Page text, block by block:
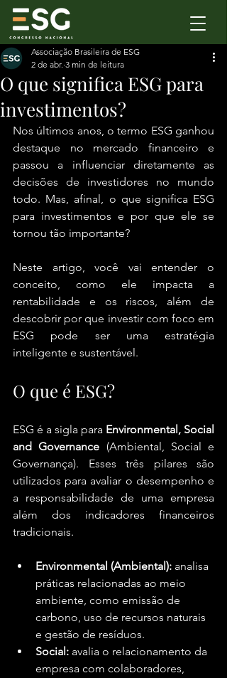
O que significa ESG para
investimentos?
Associação Brasileira de ESG
2 de abr. 3 min de leitura
Nos últimos anos, o termo ESG ganhou
destaque no mercado financeiro e
passou a influenciar diretamente as
decisões de investidores no mundo
todo. Mas, afinal, o que significa ESG
para investimentos e por que ele se
tornou tão importante?
Neste artigo, você vai entender o
conceito, como ele impacta a
rentabilidade e os riscos, além de
descobrir por que investir com foco em
ESG pode ser uma estratégia
inteligente e sustentável.
O que é ESG?
ESG é a sigla para Environmental, Social
and Governance (Ambiental, Social e
Governança). Esses três pilares são
utilizados para avaliar o desempenho e
a responsabilidade de uma empresa
além dos indicadores financeiros
tradicionais.
Environmental (Ambiental): analisa
práticas relacionadas ao meio
ambiente, como emissão de
carbono, uso de recursos naturais
e gestão de resíduos.
Social: avalia o relacionamento da
empresa com colaboradores,